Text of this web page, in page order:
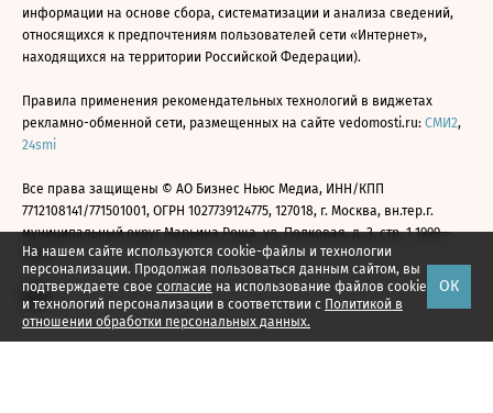
На нашем сайте используются cookie-файлы и технологии
персонализации. Продолжая пользоваться данным сайтом, вы
подтверждаете свое согласие на использование файлов cookie
и технологий персонализации в соответствии с Политикой в
отношении обработки персональных данных.
ОК
информации на основе сбора, систематизации и анализа сведений,
относящихся к предпочтениям пользователей сети «Интернет»,
находящихся на территории Российской Федерации).
Правила применения рекомендательных технологий в виджетах
рекламно-обменной сети, размещенных на сайте vedomosti.ru: СМИ2,
24smi
Все права защищены © АО Бизнес Ньюс Медиа, ИНН/КПП
7712108141/771501001, ОГРН 1027739124775, 127018, г. Москва, вн.тер.г.
муниципальный округ Марьина Роща, ул. Полковая, д. 3, стр. 1 1999—
2026